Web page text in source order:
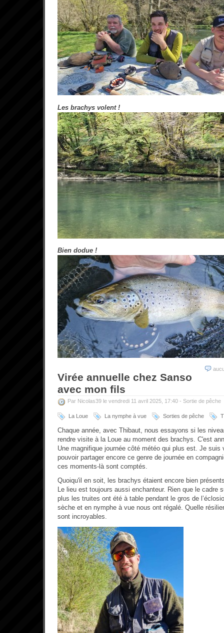
Les brachys volent !
Bien dodue !
Virée annuelle chez Sanso
avec mon fils
Par Nicolas39 le vendredi 11 avril 2025, 17:40 - Sortie de pêche
La Loue La nymphe à vue Sorties de pêche
Chaque année, avec Thibaut, nous essayons si les
rendre visite à la Loue au moment des brachys. C'est
Une magnifique journée côté météo qui plus est. Je suis
pouvoir partager encore ce genre de journée en
ces moments-là sont comptés.
Quoiqu'il en soit, les brachys étaient encore bien
Le lieu est toujours aussi enchanteur. Rien que le cadre
plus les truites ont été à table pendant le gros de
sèche et en nymphe à vue nous ont régalé. Quelle
sont incroyables.